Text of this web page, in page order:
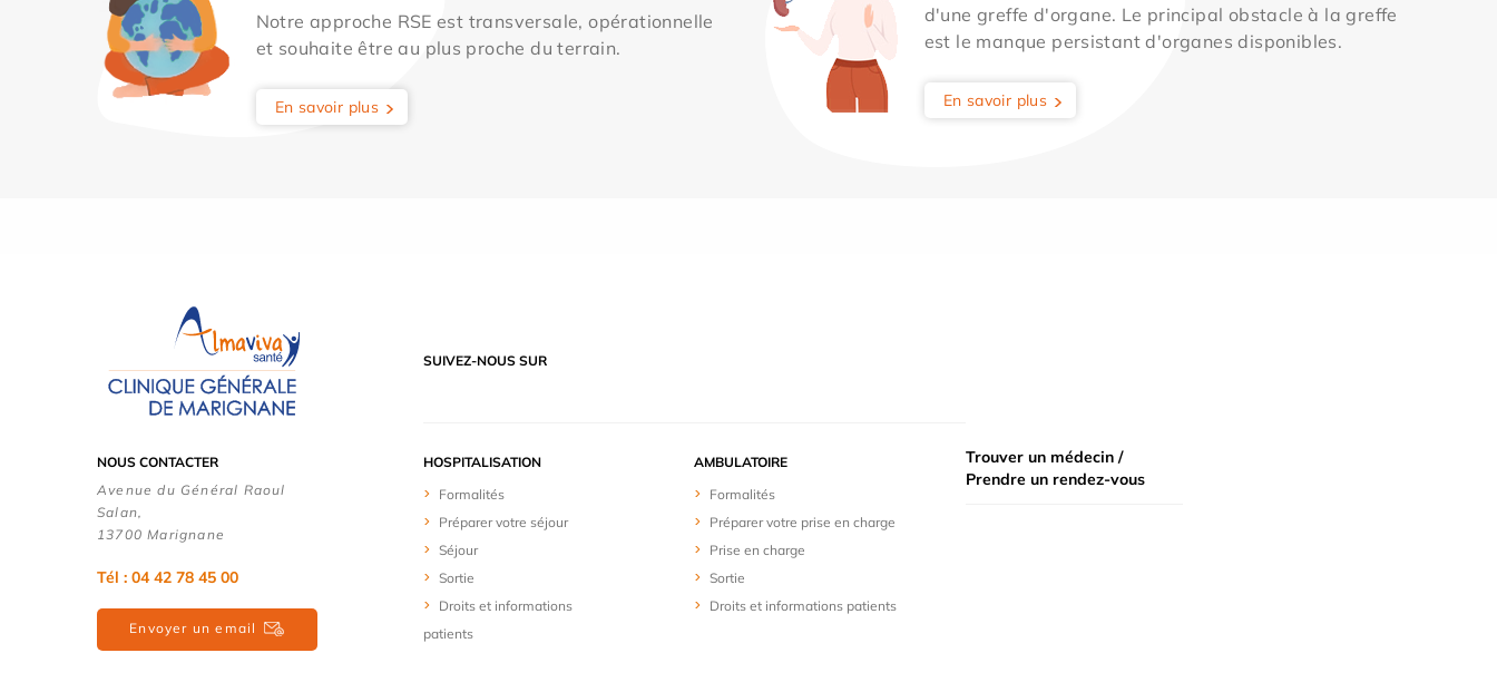
Notre approche RSE est transversale, opérationnelle
et souhaite être au plus proche du terrain.
En savoir plus
d'une greffe d'organe. Le principal obstacle à la greffe
est le manque persistant d'organes disponibles.
En savoir plus
SUIVEZ-NOUS SUR
NOUS CONTACTER
Avenue du Général Raoul
Salan,
13700 Marignane
Tél : 04 42 78 45 00
Envoyer un email
HOSPITALISATION
Formalités
Préparer votre séjour
Séjour
Sortie
Droits et informations
patients
AMBULATOIRE
Formalités
Préparer votre prise en charge
Prise en charge
Sortie
Droits et informations patients
Trouver un médecin /
Prendre un rendez-vous